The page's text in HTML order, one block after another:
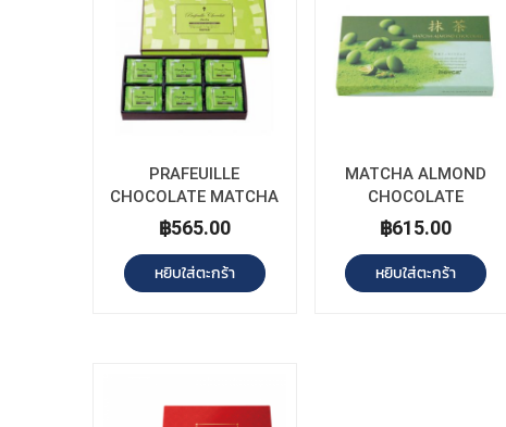
PRAFEUILLE
CHOCOLATE MATCHA
฿565.00
หยิบใส่ตะกร้า
MATCHA ALMOND
CHOCOLATE
฿615.00
หยิบใส่ตะกร้า